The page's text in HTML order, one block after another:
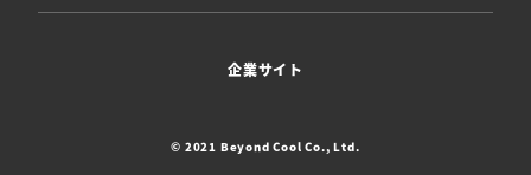
企業サイト
© 2021 Beyond Cool Co., Ltd.